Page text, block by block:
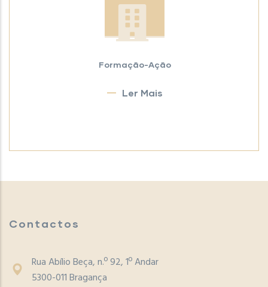
Formação-Ação
Ler Mais
Contactos
Rua Abílio Beça, n.º 92, 1º Andar
5300-011 Bragança